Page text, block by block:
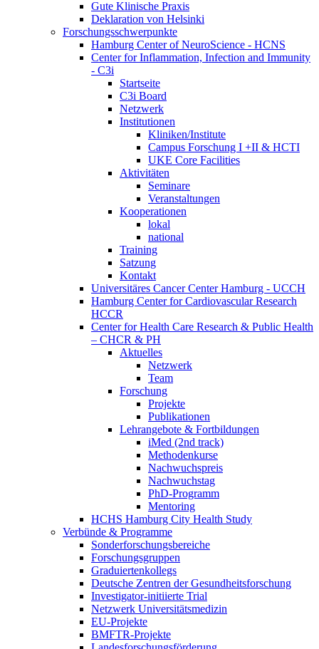
Gute Klinische Praxis
Deklaration von Helsinki
Forschungsschwerpunkte
Hamburg Center of NeuroScience - HCNS
Center for Inflammation, Infection and Immunity
- C3i
Startseite
C3i Board
Netzwerk
Institutionen
Kliniken/Institute
Campus Forschung I +II & HCTI
UKE Core Facilities
Aktivitäten
Seminare
Veranstaltungen
Kooperationen
lokal
national
Training
Satzung
Kontakt
Universitäres Cancer Center Hamburg - UCCH
Hamburg Center for Cardiovascular Research
HCCR
Center for Health Care Research & Public Health
– CHCR & PH
Aktuelles
Netzwerk
Team
Forschung
Projekte
Publikationen
Lehrangebote & Fortbildungen
iMed (2nd track)
Methodenkurse
Nachwuchspreis
Nachwuchstag
PhD-Programm
Mentoring
HCHS Hamburg City Health Study
Verbünde & Programme
Sonderforschungsbereiche
Forschungsgruppen
Graduiertenkollegs
Deutsche Zentren der Gesundheitsforschung
Investigator-initiierte Trial
Netzwerk Universitätsmedizin
EU-Projekte
BMFTR-Projekte